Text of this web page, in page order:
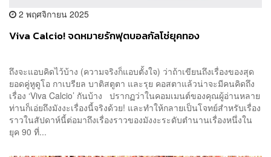
2 พฤศจิกายน 2025
Viva Calcio! จดหมายรักฟุตบอลกัลโช่ยุคทอง
ถึงจะแอบคิดไว้บ้าง (ความจริงก็แอบตั้งใจ) ว่าถ้าเขียนถึงเรื่องของสุด
ยอดคู่หูดูโอ กาเบรียล บาติสตูตา และรุย คอสตาแล้วน่าจะมีคนคิดถึง
เรื่อง ‘Viva Calcio’ กันบ้าง ปรากฏว่าในคอมเมนต์ของคุณผู้อ่านหลาย
ท่านก็เอ่ยถึงมังงะเรื่องนี้จริงด้วย! และทำให้กลายเป็นโจทย์สำหรับเรื่อง
ราวในสัปดาห์นี้ต่อมาถึงเรื่องราวของมังงะระดับตำนานเรื่องหนึ่งใน
ยุค 90 ที่...